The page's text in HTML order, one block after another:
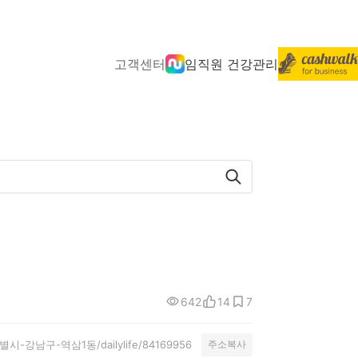
고객센터 임직원 건강관리
642 14 7
시-강남구-역삼1동/dailylife/84169956 주소복사